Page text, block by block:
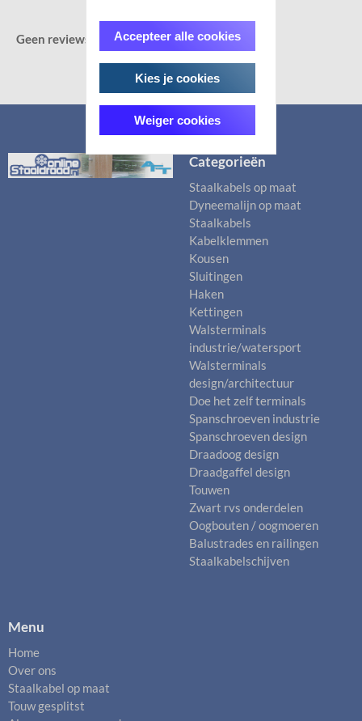
Geen reviews gevonden.
Categorieën
Staalkabels op maat
Dyneemalijn op maat
Staalkabels
Kabelklemmen
Kousen
Sluitingen
Haken
Kettingen
Walsterminals
industrie/watersport
Walsterminals
design/architectuur
Doe het zelf terminals
Spanschroeven industrie
Spanschroeven design
Draadoog design
Draadgaffel design
Touwen
Zwart rvs onderdelen
Oogbouten / oogmoeren
Balustrades en railingen
Staalkabelschijven
Menu
Home
Over ons
Staalkabel op maat
Touw gesplitst
Accepteer alle cookies
Kies je cookies
Weiger cookies